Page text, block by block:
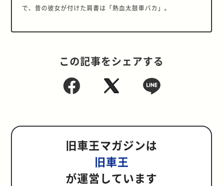
で、昔の彼女が付けた肩書は「熱血太鼓車バカ」。
この記事をシェアする
旧車王マガジンは
旧車王
が運営しています